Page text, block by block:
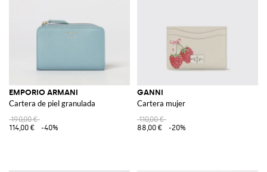
EMPORIO ARMANI
Cartera de piel granulada
190,00 €
114,00 €
-40%
GANNI
Cartera mujer
110,00 €
88,00 €
-20%